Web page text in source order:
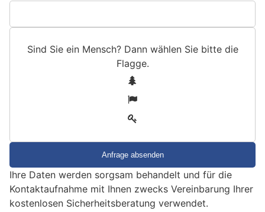
Sind Sie ein Mensch? Dann wählen Sie bitte die
Flagge.
e
i
n
Ihre Daten werden sorgsam behandelt und für die
Kontaktaufnahme mit Ihnen zwecks Vereinbarung Ihrer
kostenlosen Sicherheitsberatung verwendet.